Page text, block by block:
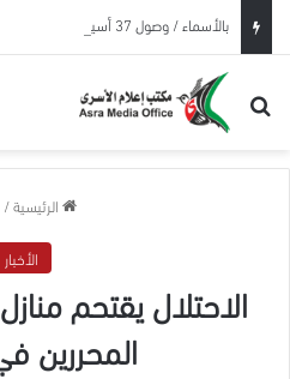
بحث عن
الرئيسية/
الأخبار
الاحتلال يقتحم
المحررين